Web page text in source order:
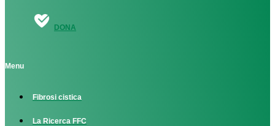
DONA
Menu
Fibrosi cistica
La Ricerca FFC